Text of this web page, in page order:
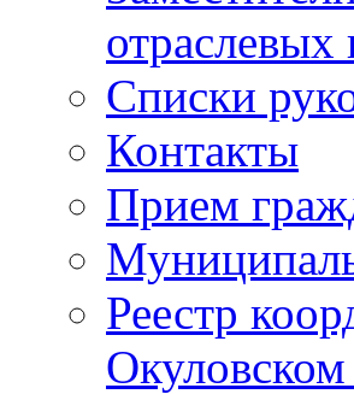
отраслевых
Списки
Контакты
Прием
Реестр